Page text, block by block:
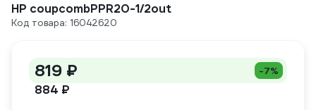
НР coupcombPPR20-1/2out
Код товара: 16042620
819 ₽ -7%
884 ₽